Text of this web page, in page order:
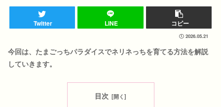
Twitter LINE コピー
2026.05.21
今回は、たまごっちパラダイスでネリネっちを育てる方法を解説
していきます。
目次